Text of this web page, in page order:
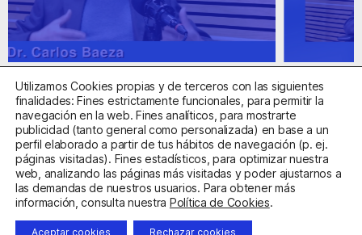
Centro Sanitario Autorizado con el código E08737002
Aviso LegalPolítica de PrivacidadPolítica de Cookies
Utilizamos Cookies propias y de terceros con las siguientes
finalidades: Fines estrictamente funcionales, para permitir la
navegación en la web. Fines analíticos, para mostrarte
publicidad (tanto general como personalizada) en base a un
perfil elaborado a partir de tus hábitos de navegación (p. ej.
páginas visitadas). Fines estadísticos, para optimizar nuestra
web, analizando las páginas más visitadas y poder ajustarnos a
las demandas de nuestros usuarios. Para obtener más
información, consulta nuestra Política de Cookies.
Aceptar cookies Rechazar cookies